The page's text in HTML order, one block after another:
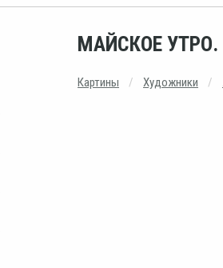
МАЙСКОЕ
Картины Художники